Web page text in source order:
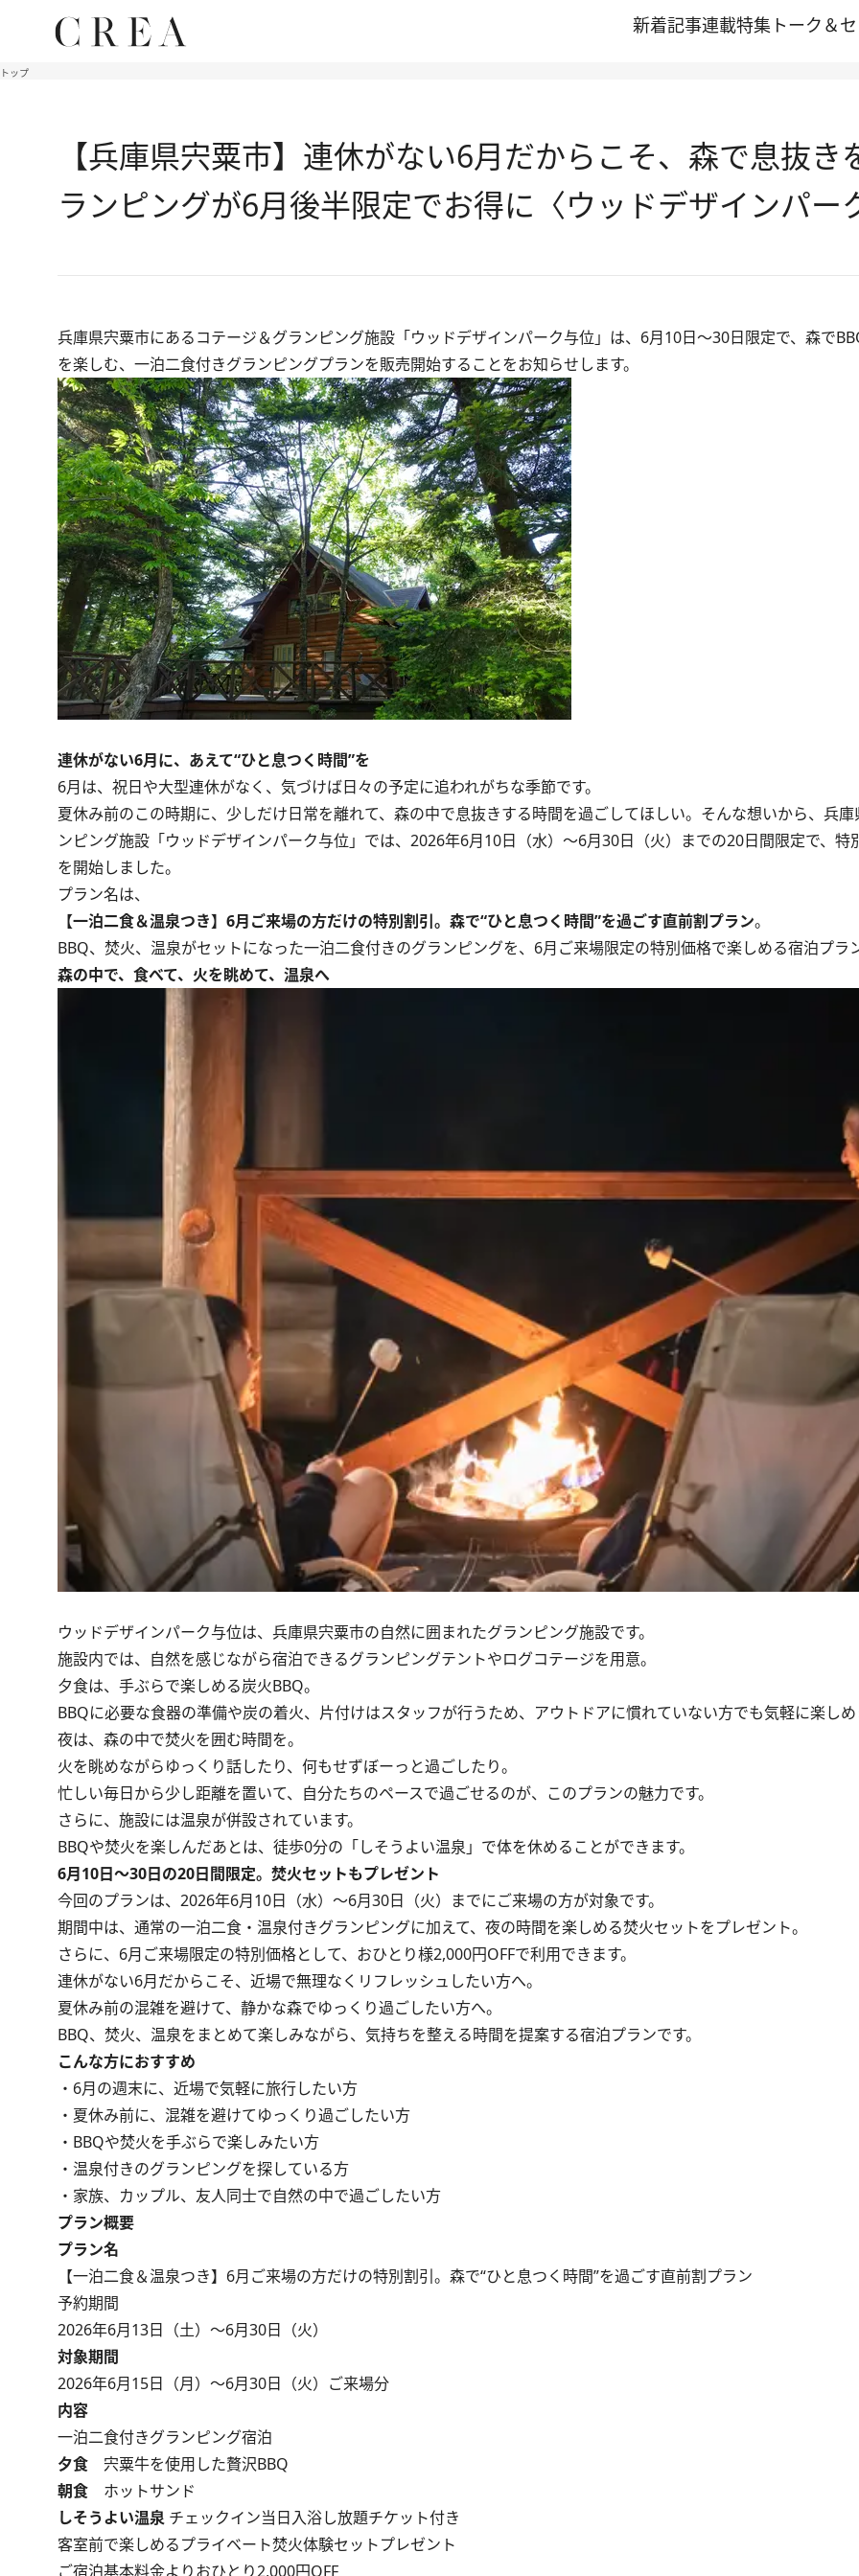
新着記事連載特集 トーク＆
トップ
【兵庫県宍粟市】連休がない6月だからこそ、森で息抜
ランピングが6月後半限定でお得に〈ウッドデザインパー
兵庫県宍粟市にあるコテージ＆グランピング施設「ウッドデザインパーク与位」は、6月10日～30日限定で、森で
を楽しむ、一泊二食付きグランピングプランを販売開始することをお知らせします。
連休がない6月に、あえて“ひと息つく時間”を
6月は、祝日や大型連休がなく、気づけば日々の予定に追われがちな季節です。
夏休み前のこの時期に、少しだけ日常を離れて、森の中で息抜きする時間を過ごしてほしい。そんな想いから、兵
ンピング施設「ウッドデザインパーク与位」では、2026年6月10日（水）～6月30日（火）までの20日間限定で、特
を開始しました。
プラン名は、
【一泊二食＆温泉つき】6月ご来場の方だけの特別割引。森で“ひと息つく時間”を過ごす直前割プラン。
BBQ、焚火、温泉がセットになった一泊二食付きのグランピングを、6月ご来場限定の特別価格で楽しめる宿泊プラ
森の中で、食べて、火を眺めて、温泉へ
ウッドデザインパーク与位は、兵庫県宍粟市の自然に囲まれたグランピング施設です。
施設内では、自然を感じながら宿泊できるグランピングテントやログコテージを用意。
夕食は、手ぶらで楽しめる炭火BBQ。
BBQに必要な食器の準備や炭の着火、片付けはスタッフが行うため、アウトドアに慣れていない方でも気軽に楽しめ
夜は、森の中で焚火を囲む時間を。
火を眺めながらゆっくり話したり、何もせずぼーっと過ごしたり。
忙しい毎日から少し距離を置いて、自分たちのペースで過ごせるのが、このプランの魅力です。
さらに、施設には温泉が併設されています。
BBQや焚火を楽しんだあとは、徒歩0分の「しそうよい温泉」で体を休めることができます。
6月10日～30日の20日間限定。焚火セットもプレゼント
今回のプランは、2026年6月10日（水）～6月30日（火）までにご来場の方が対象です。
期間中は、通常の一泊二食・温泉付きグランピングに加えて、夜の時間を楽しめる焚火セットをプレゼント。
さらに、6月ご来場限定の特別価格として、おひとり様2,000円OFFで利用できます。
連休がない6月だからこそ、近場で無理なくリフレッシュしたい方へ。
夏休み前の混雑を避けて、静かな森でゆっくり過ごしたい方へ。
BBQ、焚火、温泉をまとめて楽しみながら、気持ちを整える時間を提案する宿泊プランです。
こんな方におすすめ
・6月の週末に、近場で気軽に旅行したい方
・夏休み前に、混雑を避けてゆっくり過ごしたい方
・BBQや焚火を手ぶらで楽しみたい方
・温泉付きのグランピングを探している方
・家族、カップル、友人同士で自然の中で過ごしたい方
プラン概要
プラン名
【一泊二食＆温泉つき】6月ご来場の方だけの特別割引。森で“ひと息つく時間”を過ごす直前割プラン
予約期間
2026年6月13日（土）～6月30日（火）
対象期間
2026年6月15日（月）～6月30日（火）ご来場分
内容
一泊二食付きグランピング宿泊
夕食 宍粟牛を使用した贅沢BBQ
朝食 ホットサンド
しそうよい温泉 チェックイン当日入浴し放題チケット付き
客室前で楽しめるプライベート焚火体験セットプレゼント
ご宿泊基本料金よりおひとり2,000円OFF